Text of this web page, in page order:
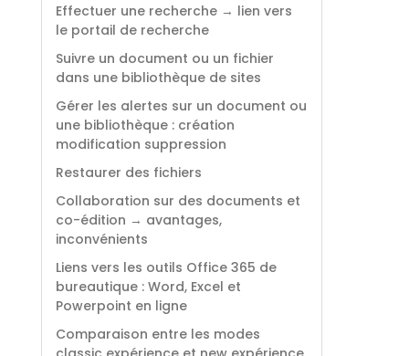
Effectuer une recherche → lien vers
le portail de recherche
Suivre un document ou un fichier
dans une bibliothèque de sites
Gérer les alertes sur un document ou
une bibliothèque : création
modification suppression
Restaurer des fichiers
Collaboration sur des documents et
co-édition → avantages,
inconvénients
Liens vers les outils Office 365 de
bureautique : Word, Excel et
Powerpoint en ligne
Comparaison entre les modes